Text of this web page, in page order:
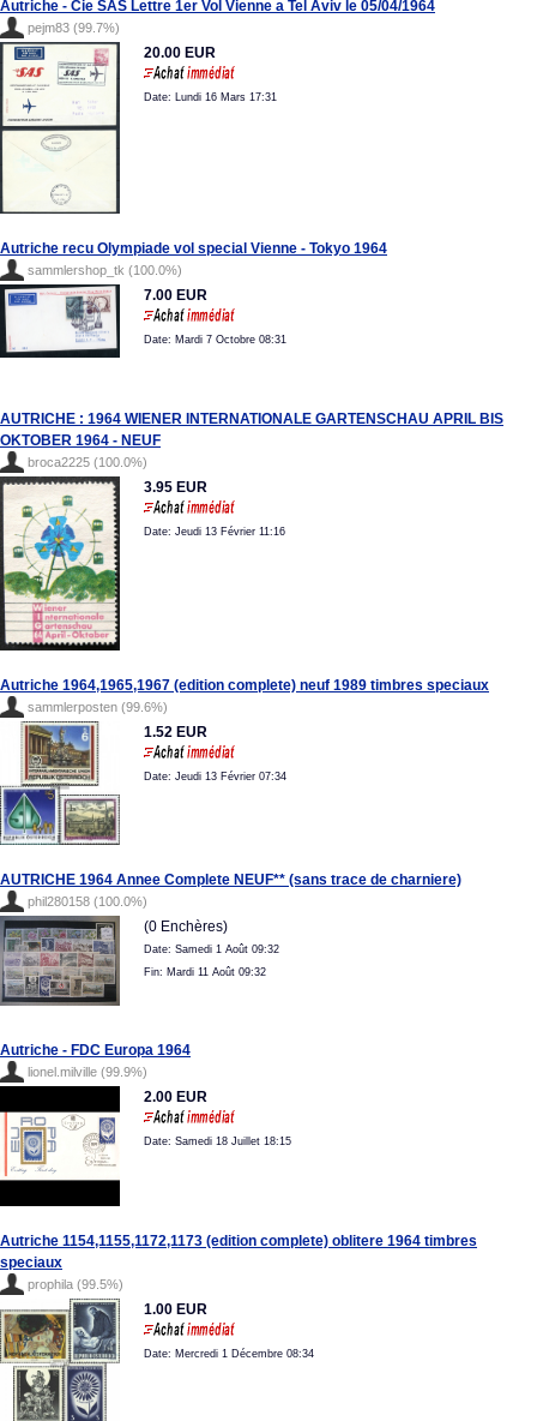
Autriche - Cie SAS Lettre 1er Vol Vienne a Tel Aviv le 05/04/1964
pejm83 (99.7%)
20.00 EUR
Date: Lundi 16 Mars 17:31
Autriche recu Olympiade vol special Vienne - Tokyo 1964
sammlershop_tk (100.0%)
7.00 EUR
Date: Mardi 7 Octobre 08:31
AUTRICHE : 1964 WIENER INTERNATIONALE GARTENSCHAU APRIL BIS
OKTOBER 1964 - NEUF
broca2225 (100.0%)
3.95 EUR
Date: Jeudi 13 Février 11:16
Autriche 1964,1965,1967 (edition complete) neuf 1989 timbres speciaux
sammlerposten (99.6%)
1.52 EUR
Date: Jeudi 13 Février 07:34
AUTRICHE 1964 Annee Complete NEUF** (sans trace de charniere)
phil280158 (100.0%)
(0 Enchères)
Date: Samedi 1 Août 09:32
Fin: Mardi 11 Août 09:32
Autriche - FDC Europa 1964
lionel.milville (99.9%)
2.00 EUR
Date: Samedi 18 Juillet 18:15
Autriche 1154,1155,1172,1173 (edition complete) oblitere 1964 timbres
speciaux
prophila (99.5%)
1.00 EUR
Date: Mercredi 1 Décembre 08:34